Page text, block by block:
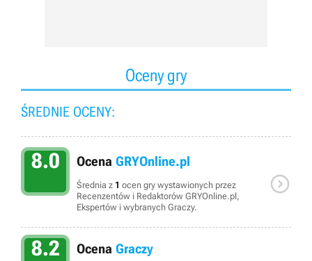
Oceny gry
ŚREDNIE OCENY:
8.0 Ocena GRYOnline.pl
Średnia z 1 ocen gry wystawionych przez
Recenzentów i Redaktorów GRYOnline.pl,
Ekspertów i wybranych Graczy.

8.2 Ocena Graczy